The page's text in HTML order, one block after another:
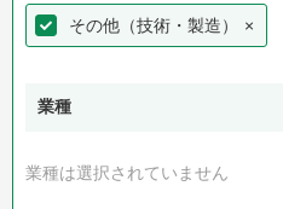
その他（技術・製造） ×
業種
業種は選択されていません